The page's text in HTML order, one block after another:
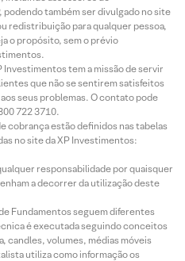
também ser divulgado no site
redistribuição para qualquer pessoa,
o propósito, sem o prévio
Investimentos tem a missão de servir
que não se sentirem satisfeitos
seus problemas. O contato pode
722 3710.
cobrança estão definidos nas tabelas
no site da XP Investimentos:
responsabilidade por quaisquer
a decorrer da utilização deste
Fundamentos seguem diferentes
é executada seguindo conceitos
candles, volumes, médias móveis
utiliza como informação os